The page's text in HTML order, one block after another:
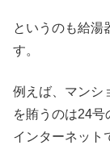
というのも給湯
す。
例えば、マンシ
を賄うのは24号
インターネット